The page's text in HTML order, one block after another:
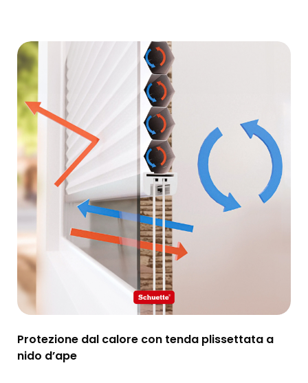
Protezione dal calore con tenda plissettata a
nido d’ape